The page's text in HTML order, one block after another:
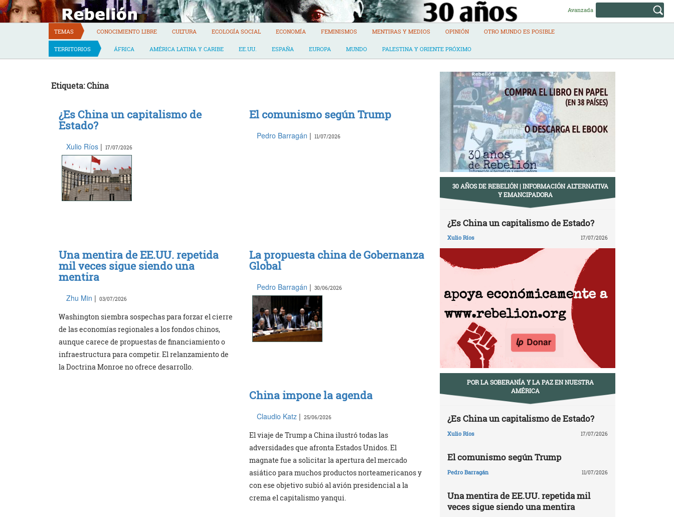
Skip
to
content
Avanzada
TEMAS CONOCIMIENTO LIBRE CULTURA ECOLOGÍA SOCIAL ECONOMÍA FEMINISMOS MENTIRAS Y MEDIOS OPINIÓN OTRO MUNDO ES POSIBLE
TERRITORIOS ÁFRICA AMÉRICA LATINA Y CARIBE EE.UU. ESPAÑA EUROPA MUNDO PALESTINA Y ORIENTE PRÓXIMO
Etiqueta: China
¿Es China un capitalismo de
Estado?
Xulio Ríos | 17/07/2026
El comunismo según Trump
Pedro Barragán | 11/07/2026
Una mentira de EE.UU. repetida
mil veces sigue siendo una
mentira
Zhu Min | 03/07/2026
Washington siembra sospechas para forzar el cierre
de las economías regionales a los fondos chinos,
aunque carece de propuestas de financiamiento o
infraestructura para competir. El relanzamiento de
la Doctrina Monroe no ofrece desarrollo.
La propuesta china de Gobernanza
Global
Pedro Barragán | 30/06/2026
China impone la agenda
Claudio Katz | 25/06/2026
El viaje de Trump a China ilustró todas las
adversidades que afronta Estados Unidos. El
magnate fue a solicitar la apertura del mercado
asiático para muchos productos norteamericanos y
con ese objetivo subió al avión presidencial a la
crema el capitalismo yanqui.
30 AÑOS DE REBELIÓN | INFORMACIÓN ALTERNATIVA
Y EMANCIPADORA
¿Es China un capitalismo de Estado?
Xulio Ríos 17/07/2026
POR LA SOBERANÍA Y LA PAZ EN NUESTRA
AMÉRICA
¿Es China un capitalismo de Estado?
Xulio Ríos 17/07/2026
El comunismo según Trump
Pedro Barragán 11/07/2026
Una mentira de EE.UU. repetida mil
veces sigue siendo una mentira